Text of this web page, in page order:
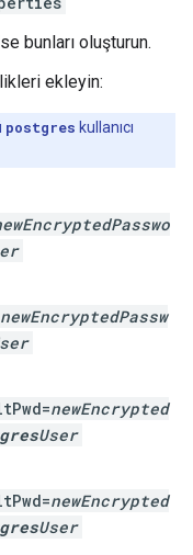
bunları oluşturun.
ekleyin:
postgres kullanıcı
newEncryptedPassw
newEncrypted
User
newEncrypted
User